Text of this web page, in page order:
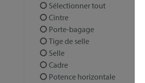
Sélectionner tout
Cintre
Porte-bagage
Tige de selle
Selle
Cadre
Potence horizontale